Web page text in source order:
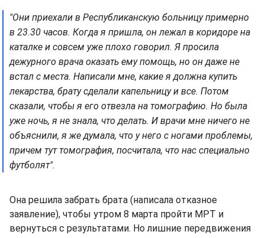
"Они приехали в Республиканскую больницу примерно
в 23.30 часов. Когда я пришла, он лежал в коридоре на
каталке и совсем уже плохо говорил. Я просила
дежурного врача оказать ему помощь, но он даже не
встал с места. Написали мне, какие я должна купить
лекарства, брату сделали капельницу и все. Потом
сказали, чтобы я его отвезла на томографию. Но была
уже ночь, я не знала, что делать. И врачи мне ничего не
объяснили, я же думала, что у него с ногами проблемы,
причем тут томография, посчитала, что нас специально
футболят".
Она решила забрать брата (написала отказное
заявление), чтобы утром 8 марта пройти МРТ и
вернуться с результатами. Но лишние передвижения